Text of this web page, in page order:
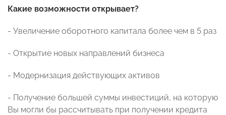
Какие возможности открывает?
- Увеличение оборотного капитала более чем в 5 раз
- Открытие новых направлений бизнеса
- Модернизация действующих активов
- Получение большей суммы инвестиций, на которую
Вы могли бы рассчитывать при получении кредита